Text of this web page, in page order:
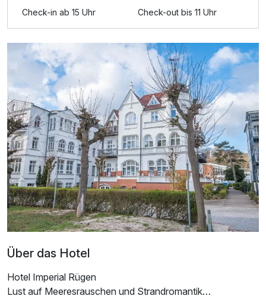
Für 4 Tage p.P. ab222,65 €
Doppelzimmer Komfort Plus
2 Erwachsene
Check-in ab 15 Uhr Check-out bis 11 Uhr
Über das Hotel
Hotel Imperial Rügen
Lust auf Meeresrauschen und Strandromantik…